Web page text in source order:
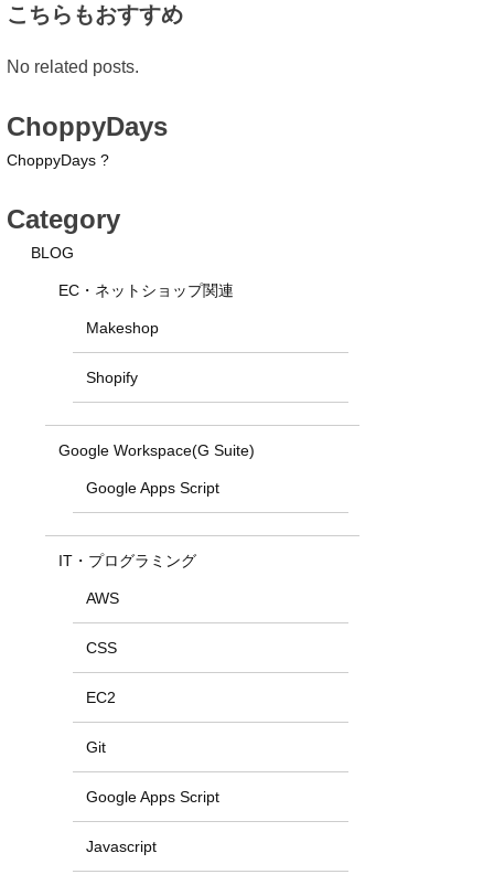
こちらもおすすめ
No related posts.
ChoppyDays
ChoppyDays ?
Category
BLOG
EC・ネットショップ関連
Makeshop
Shopify
Google Workspace(G Suite)
Google Apps Script
IT・プログラミング
AWS
CSS
EC2
Git
Google Apps Script
Javascript